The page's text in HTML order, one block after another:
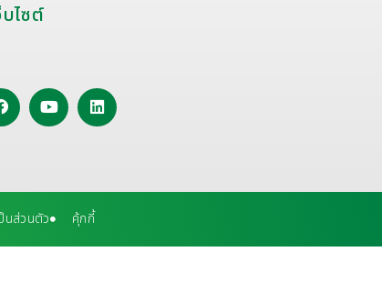
ไซต์
นส่วนตัว คุ้กกี้